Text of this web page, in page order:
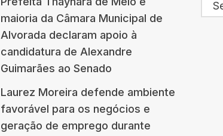
maioria da Câmara Municipal de
Alvorada declaram apoio à
candidatura de Alexandre
Guimarães ao Senado
Laurez Moreira defende ambiente
favorável para os negócios e
geração de emprego durante